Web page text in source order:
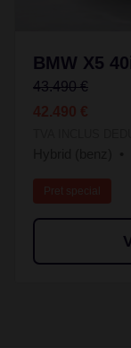
BMW X5
43.490 €
42.490 €
Pret special